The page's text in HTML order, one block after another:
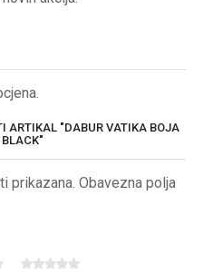
ARTIKAL "DABUR VATIKA BOJA
prikazana. Obavezna polja